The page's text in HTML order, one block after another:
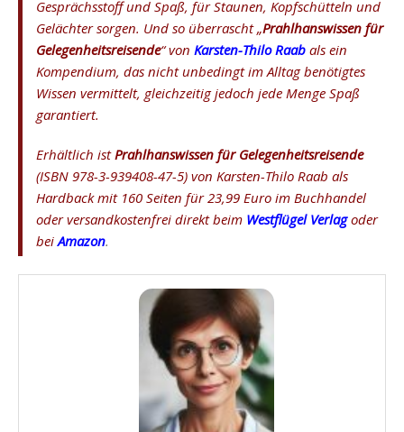
Gesprächsstoff und Spaß, für Staunen, Kopfschütteln und
Gelächter sorgen. Und so überrascht „Prahlhanswissen für
Gelegenheitsreisende“ von Karsten-Thilo Raab als ein
Kompendium, das nicht unbedingt im Alltag benötigtes
Wissen vermittelt, gleichzeitig jedoch jede Menge Spaß
garantiert.
Erhältlich istPrahlhanswissen für Gelegenheitsreisende
(ISBN 978-3-939408-47-5) von Karsten-Thilo Raab als
Hardback mit 160 Seiten für 23,99 Euro im Buchhandel
oder versandkostenfrei direkt beim Westflügel Verlag oder
bei Amazon.